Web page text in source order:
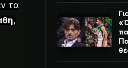
τα
,